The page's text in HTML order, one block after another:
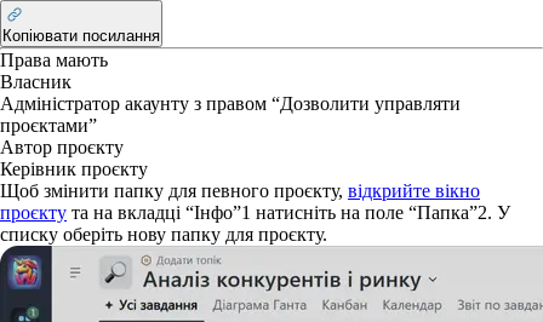
Копіювати посилання
Права мають
Власник
Адміністратор акаунту з правом “Дозволити управляти
проєктами”
Автор проєкту
Керівник проєкту
Щоб змінити папку для певного проєкту, відкрийте вікно
проєкту та на вкладці “Інфо”1 натисніть на поле “Папка”2. У
списку оберіть нову папку для проєкту.